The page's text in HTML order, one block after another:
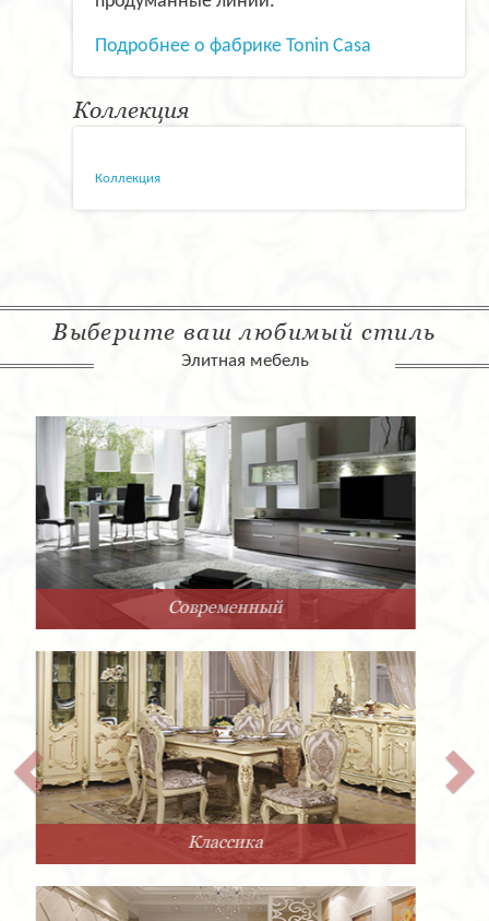
Подробнее о фабрике Tonin Casa
Коллекция
Коллекция
Выберите ваш любимый стиль
Элитная мебель
Арт-Деко
Прованс